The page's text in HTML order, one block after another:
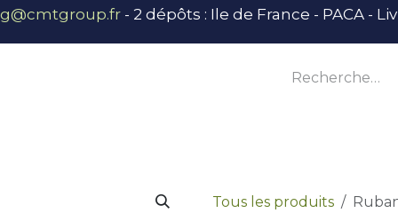
- 2 dépôts : Ile de France - PACA -
Tous les produits